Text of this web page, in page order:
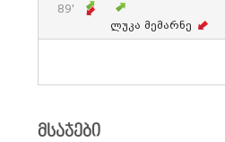
89'
Ლუკა Მემარნე
მსაჯები